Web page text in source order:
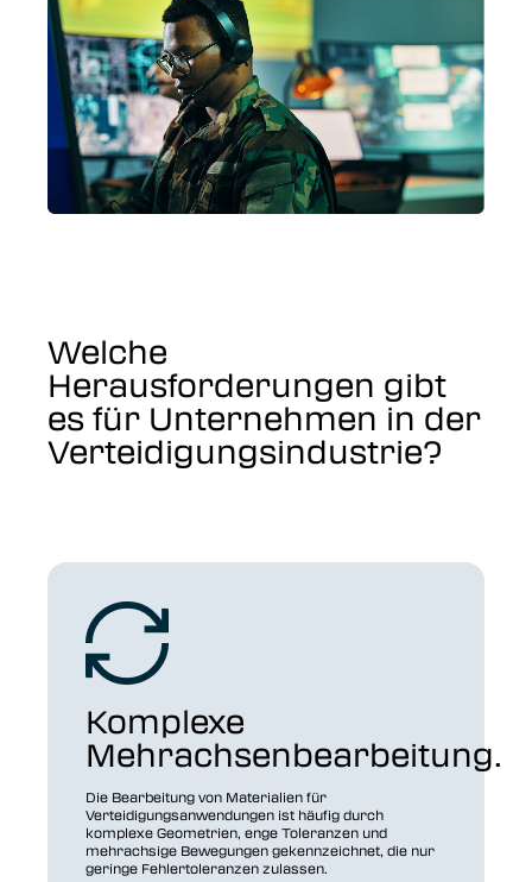
Welche
Herausforderungen gibt
es für Unternehmen in der
Verteidigungsindustrie?
Komplexe
Mehrachsenbearbeitung.
Die Bearbeitung von Materialien für
Verteidigungsanwendungen ist häufig durch
komplexe Geometrien, enge Toleranzen und
mehrachsige Bewegungen gekennzeichnet, die nur
geringe Fehlertoleranzen zulassen.